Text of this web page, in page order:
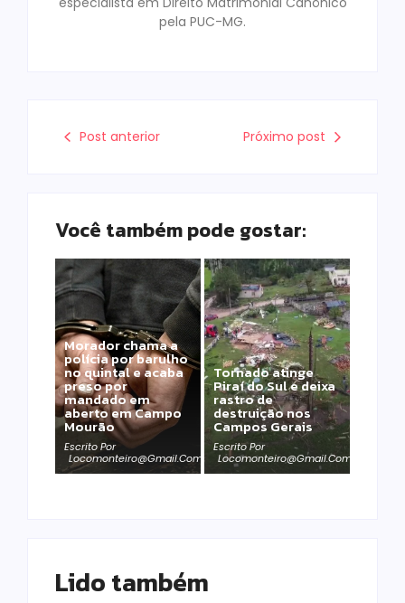
pela PUC-MG.
Post anterior Próximo post
Você também pode gostar:
Morador chama a
polícia por barulho
no quintal e acaba
preso por
mandado em
aberto em Campo
Mourão
Escrito Por
Locomonteiro@gmail.com
Tornado atinge
Piraí do Sul e deixa
rastro de
destruição nos
Campos Gerais
Escrito Por
Locomonteiro@gmail.com
Lido também